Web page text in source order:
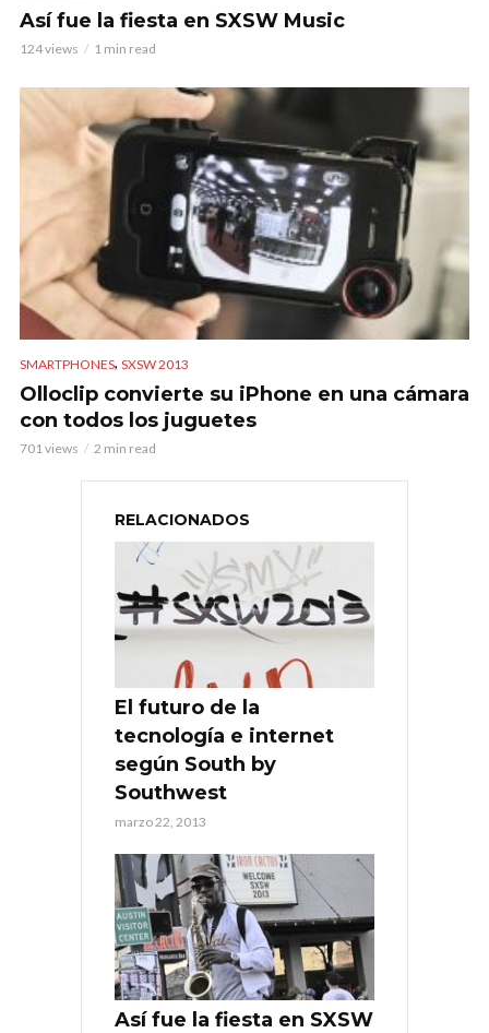
Así fue la fiesta en SXSW Music
124 views 1 min read
SMARTPHONES, SXSW 2013
Olloclip convierte su iPhone en una cámara
con todos los juguetes
701 views 2 min read
RELACIONADOS
El futuro de la
tecnología e internet
según South by
Southwest
marzo 22, 2013
Así fue la fiesta en SXSW